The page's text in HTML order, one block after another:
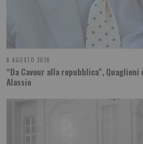
8 AGOSTO 2026
“Da Cavour alla repubblica”, Quaglieni
Alassio